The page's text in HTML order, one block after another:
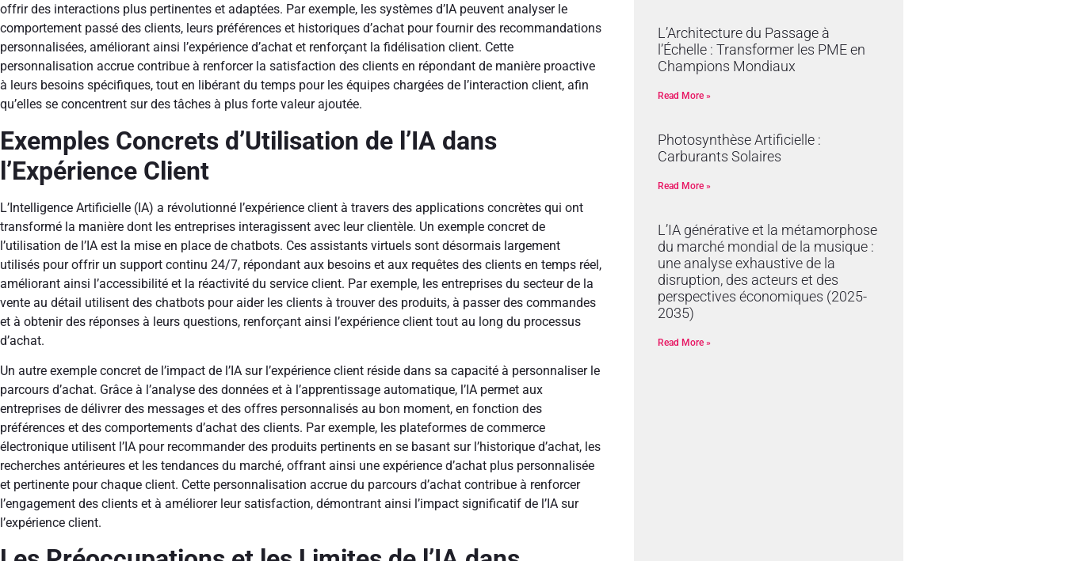
offrir des interactions plus pertinentes et adaptées. Par exemple, les systèmes d’IA peuvent analyser le
comportement passé des clients, leurs préférences et historiques d’achat pour fournir des recommandations
personnalisées, améliorant ainsi l’expérience d’achat et renforçant la fidélisation client. Cette
personnalisation accrue contribue à renforcer la satisfaction des clients en répondant de manière proactive
à leurs besoins spécifiques, tout en libérant du temps pour les équipes chargées de l’interaction client, afin
qu’elles se concentrent sur des tâches à plus forte valeur ajoutée.
Exemples Concrets d’Utilisation de l’IA dans
l’Expérience Client
L’Intelligence Artificielle (IA) a révolutionné l’expérience client à travers des applications concrètes qui ont
transformé la manière dont les entreprises interagissent avec leur clientèle. Un exemple concret de
l’utilisation de l’IA est la mise en place de chatbots. Ces assistants virtuels sont désormais largement
utilisés pour offrir un support continu 24/7, répondant aux besoins et aux requêtes des clients en temps réel,
améliorant ainsi l’accessibilité et la réactivité du service client. Par exemple, les entreprises du secteur de la
vente au détail utilisent des chatbots pour aider les clients à trouver des produits, à passer des commandes
et à obtenir des réponses à leurs questions, renforçant ainsi l’expérience client tout au long du processus
d’achat.
Un autre exemple concret de l’impact de l’IA sur l’expérience client réside dans sa capacité à personnaliser le
parcours d’achat. Grâce à l’analyse des données et à l’apprentissage automatique, l’IA permet aux
entreprises de délivrer des messages et des offres personnalisés au bon moment, en fonction des
préférences et des comportements d’achat des clients. Par exemple, les plateformes de commerce
électronique utilisent l’IA pour recommander des produits pertinents en se basant sur l’historique d’achat, les
recherches antérieures et les tendances du marché, offrant ainsi une expérience d’achat plus personnalisée
et pertinente pour chaque client. Cette personnalisation accrue du parcours d’achat contribue à renforcer
l’engagement des clients et à améliorer leur satisfaction, démontrant ainsi l’impact significatif de l’IA sur
l’expérience client.
L’Architecture du Passage à
l’Échelle : Transformer les PME en
Champions Mondiaux
Read More »
Photosynthèse Artificielle :
Carburants Solaires
Read More »
L’IA générative et la métamorphose
du marché mondial de la musique :
une analyse exhaustive de la
disruption, des acteurs et des
perspectives économiques (2025-
2035)
Read More »